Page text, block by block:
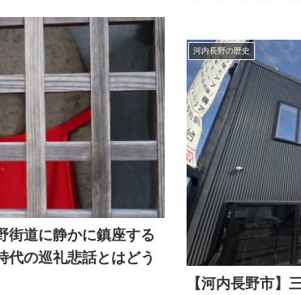
街道に静かに鎮座する
代の巡礼悲話とはどう
河内長野の歴史
【河内長野市】